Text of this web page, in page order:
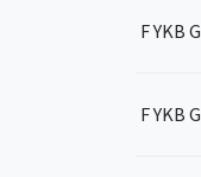
F YKB G
F YKB G